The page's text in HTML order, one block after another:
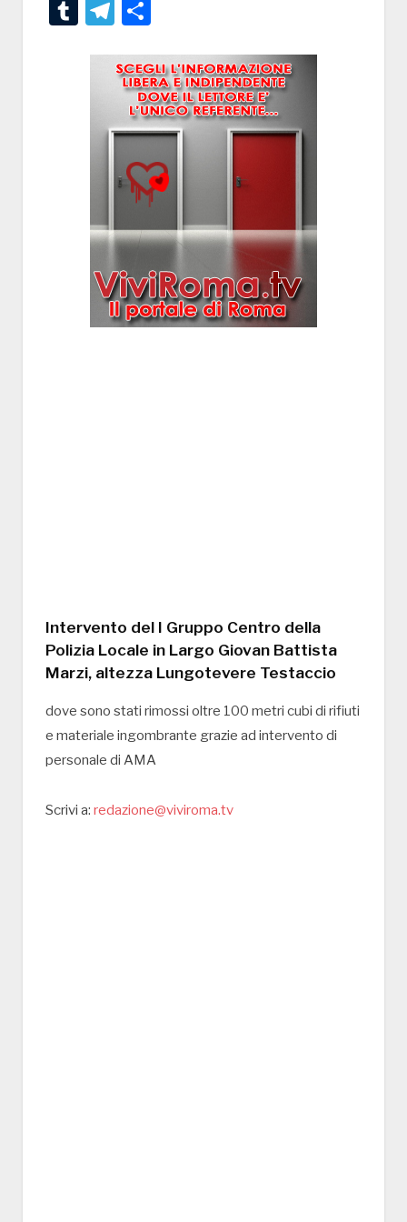
TumblrTelegram
Intervento del I Gruppo Centro della
Polizia Locale in Largo Giovan Battista
Marzi, altezza Lungotevere Testaccio
dove sono stati rimossi oltre 100 metri cubi di rifiuti
e materiale ingombrante grazie ad intervento di
personale di AMA
Scrivi a: redazione@viviroma.tv